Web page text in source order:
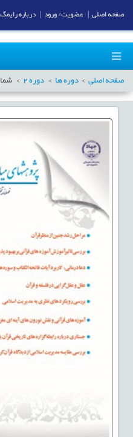
صفحه اصلی دوره ها دوره2
صفحه اصلی عضویت/ ورود درباره رایمگ